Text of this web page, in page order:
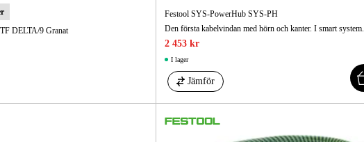
DELTA/9 Granat
Festool SYS-PowerHub SYS-PH
Den första kabelvindan med hörn och kanter. I smart system.
2 453 kr
I lager
Jämför